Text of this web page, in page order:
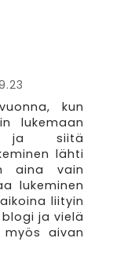
kun
lukemaan
ja siitä
lähti
aina vain
lukeminen
liityin
ja vielä
aivan